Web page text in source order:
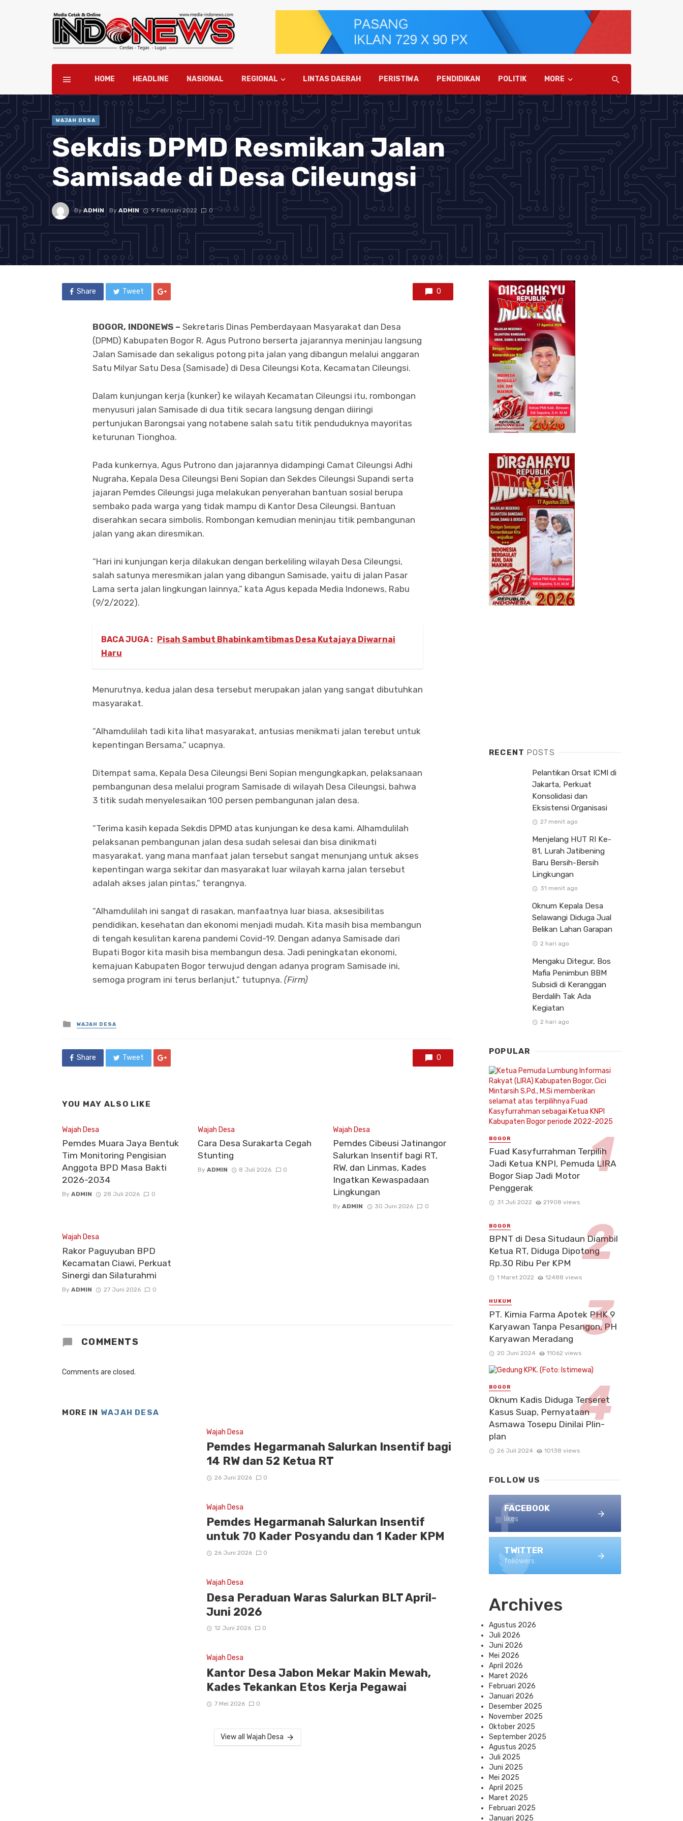
HOME HEADLINE NASIONAL REGIONAL LINTAS DAERAH PERISTIWA PENDIDIKAN POLITIK MORE
WAJAH DESA
Sekdis DPMD Resmikan Jalan
Samisade di Desa Cileungsi
ByADMIN ByADMIN 9 Februari 2022 0
Share Tweet 0
BOGOR, INDONEWS – Sekretaris Dinas Pemberdayaan Masyarakat dan Desa
(DPMD) Kabupaten Bogor R. Agus Putrono berserta jajarannya meninjau langsung
Jalan Samisade dan sekaligus potong pita jalan yang dibangun melalui anggaran
Satu Milyar Satu Desa (Samisade) di Desa Cileungsi Kota, Kecamatan Cileungsi.
Dalam kunjungan kerja (kunker) ke wilayah Kecamatan Cileungsi itu, rombongan
menyusuri jalan Samisade di dua titik secara langsung dengan diiringi
pertunjukan Barongsai yang notabene salah satu titik penduduknya mayoritas
keturunan Tionghoa.
Pada kunkernya, Agus Putrono dan jajarannya didampingi Camat Cileungsi Adhi
Nugraha, Kepala Desa Cileungsi Beni Sopian dan Sekdes Cileungsi Supandi serta
jajaran Pemdes Cileungsi juga melakukan penyerahan bantuan sosial berupa
sembako pada warga yang tidak mampu di Kantor Desa Cileungsi. Bantuan
diserahkan secara simbolis. Rombongan kemudian meninjau titik pembangunan
jalan yang akan diresmikan.
“Hari ini kunjungan kerja dilakukan dengan berkeliling wilayah Desa Cileungsi,
salah satunya meresmikan jalan yang dibangun Samisade, yaitu di jalan Pasar
Lama serta jalan lingkungan lainnya,” kata Agus kepada Media Indonews, Rabu
(9/2/2022).
BACA JUGA : Pisah Sambut Bhabinkamtibmas Desa Kutajaya Diwarnai
Haru
Menurutnya, kedua jalan desa tersebut merupakan jalan yang sangat dibutuhkan
masyarakat.
“Alhamdulilah tadi kita lihat masyarakat, antusias menikmati jalan terebut untuk
kepentingan Bersama,” ucapnya.
Ditempat sama, Kepala Desa Cileungsi Beni Sopian mengungkapkan, pelaksanaan
pembangunan desa melalui program Samisade di wilayah Desa Cileungsi, bahwa
3 titik sudah menyelesaikan 100 persen pembangunan jalan desa.
“Terima kasih kepada Sekdis DPMD atas kunjungan ke desa kami. Alhamdulilah
pelaksanan pembangunan jalan desa sudah selesai dan bisa dinikmati
masyarakat, yang mana manfaat jalan tersebut sangat menunjang untuk akses
kepentingan warga sekitar dan masyarakat luar wilayah karna jalan tersebut
adalah akses jalan pintas,” terangnya.
“Alhamdulilah ini sangat di rasakan, manfaatnya luar biasa, aksesibilitas
pendidikan, kesehatan dan ekonomi menjadi mudah. Kita masih bisa membangun
di tengah kesulitan karena pandemi Covid-19. Dengan adanya Samisade dari
Bupati Bogor kita masih bisa membangun desa. Jadi peningkatan ekonomi,
kemajuan Kabupaten Bogor terwujud dengan adanya program Samisade ini,
semoga program ini terus berlanjut,” tutupnya. (Firm)
Posted
in
WAJAH DESA
Share Tweet 0
YOU MAY ALSO LIKE
Wajah Desa
Pemdes Muara Jaya Bentuk
Tim Monitoring Pengisian
Anggota BPD Masa Bakti
2026-2034
By ADMIN 28 Juli 2026 0
Wajah Desa
Cara Desa Surakarta Cegah
Stunting
By ADMIN 8 Juli 2026 0
Wajah Desa
Pemdes Cibeusi Jatinangor
Salurkan Insentif bagi RT,
RW, dan Linmas, Kades
Ingatkan Kewaspadaan
Lingkungan
ByADMIN 30 Juni 2026 0
Wajah Desa
Rakor Paguyuban BPD
Kecamatan Ciawi, Perkuat
Sinergi dan Silaturahmi
By ADMIN 27 Juni 2026 0
COMMENTS
Comments are closed.
MORE IN WAJAH DESA
Wajah Desa
Pemdes Hegarmanah Salurkan Insentif bagi
14 RW dan 52 Ketua RT
26 Juni 2026 0
Wajah Desa
Pemdes Hegarmanah Salurkan Insentif
untuk 70 Kader Posyandu dan 1 Kader KPM
26 Juni 2026 0
Wajah Desa
Desa Peraduan Waras Salurkan BLT April-
Juni 2026
12 Juni 2026 0
Wajah Desa
Kantor Desa Jabon Mekar Makin Mewah,
Kades Tekankan Etos Kerja Pegawai
7 Mei 2026 0
View all Wajah Desa
RECENT POSTS
Pelantikan Orsat ICMI di
Jakarta, Perkuat
Konsolidasi dan
Eksistensi Organisasi
27 menit ago
Menjelang HUT RI Ke-
81, Lurah Jatibening
Baru Bersih-Bersih
Lingkungan
31 menit ago
Oknum Kepala Desa
Selawangi Diduga Jual
Belikan Lahan Garapan
2 hari ago
Mengaku Ditegur, Bos
Mafia Penimbun BBM
Subsidi di Keranggan
Berdalih Tak Ada
Kegiatan
2 hari ago
POPULAR
BOGOR
Fuad Kasyfurrahman Terpilih
Jadi Ketua KNPI, Pemuda LIRA
Bogor Siap Jadi Motor
Penggerak
31 Juli 2022 21908 views
BOGOR
BPNT di Desa Situdaun Diambil
Ketua RT, Diduga Dipotong
Rp.30 Ribu Per KPM
1 Maret 2022 12488 views
HUKUM
PT. Kimia Farma Apotek PHK 9
Karyawan Tanpa Pesangon, PH
Karyawan Meradang
20 Juni 2024 11062 views
BOGOR
Oknum Kadis Diduga Terseret
Kasus Suap, Pernyataan
Asmawa Tosepu Dinilai Plin-
plan
26 Juli 2024 10138 views
FOLLOW US
FACEBOOK
likes
TWITTER
followers
Archives
Agustus 2026
Juli 2026
Juni 2026
Mei 2026
April 2026
Maret 2026
Februari 2026
Januari 2026
Desember 2025
November 2025
Oktober 2025
September 2025
Agustus 2025
Juli 2025
Juni 2025
Mei 2025
April 2025
Maret 2025
Februari 2025
Januari 2025